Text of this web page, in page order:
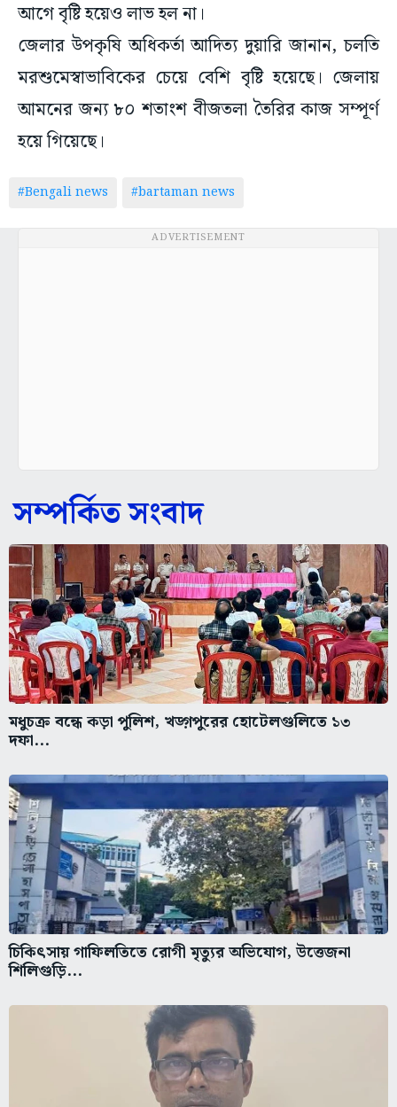
আগে বৃষ্টি হয়েও লাভ হল না।
জেলার উপকৃষি অধিকর্তা আদিত্য দুয়ারি জানান, চলতি
মরশুমেস্বাভাবিকের চেয়ে বেশি বৃষ্টি হয়েছে। জেলায়
আমনের জন্য ৮০ শতাংশ বীজতলা তৈরির কাজ সম্পূর্ণ
হয়ে গিয়েছে।
#Bengali news #bartaman news
ADVERTISEMENT
সম্পর্কিত সংবাদ
মধুচক্র বন্ধে কড়া পুলিশ, খড়্গপুরের হোটেলগুলিতে ১৩
দফা...
চিকিৎসায় গাফিলতিতে রোগী মৃত্যুর অভিযোগ, উত্তেজনা
শিলিগুড়ি...